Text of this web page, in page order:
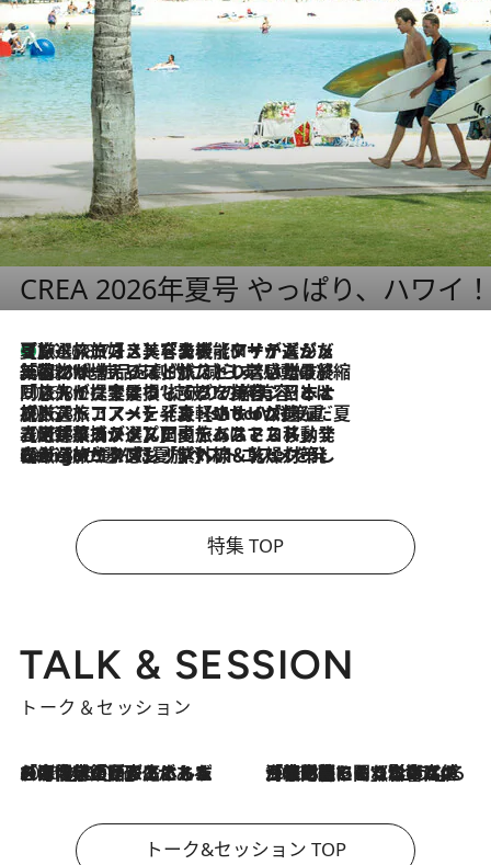
CREA 2026年夏号 やっぱり、ハワイ
2026.8.7
【厳選旅コスメ】「多機能アイテムがメイン！」旅好き美容エディターが選んだ夏旅ベストコスメを発表【Mサイズジップ】
2026.8.6
「荷物が増えるほど旅ストレスは増す」美容ジャーナリストがたどり着いた最終結論。“化粧品を劇的に減らす”感動の凝縮美容とは
2026.8.6
「旅先には金髪ウィッグを持参」日本と同じメイクでは損してる!? 美容ジャーナリストが提案する“掟破りの旅美容”とは
2026.8.6
【厳選旅コスメ】「身軽さ＆UV対策重視！」ヘアアーティストshucoが選んだ夏旅ベストコスメを発表【Mサイズジップ】
2026.8.5
【厳選旅コスメ】国内をあちこち移動する河井菜摘が選んだ夏旅ベストコスメ発表！「リラックスアイテムはマスト」【Mサイズジップ】
2026.8.4
【厳選旅コスメ】「紫外線＆乾燥対策しながらメイク感も！」ヘア＆メイクGeorgeが選んだ夏旅ベストコスメを発表！【Mサイズジップ】
特集 TOP
TALK & SESSION
トーク＆セッション
2026.8.3
「今後値上げがあるとすれば…」「リスクがあるのは今年の冬」エネルギー専門家が語る、ホルムズ海峡封鎖が家庭にもたらす“ある心配” 2026.8.3
「住宅建てられない…」「サーチャージ料の高値が続いている」ホルムズ海峡封鎖による影響はいつまで続く？《エネルギー専門家に聞く“どうなる日本の暮らし”》
トーク&セッション TOP